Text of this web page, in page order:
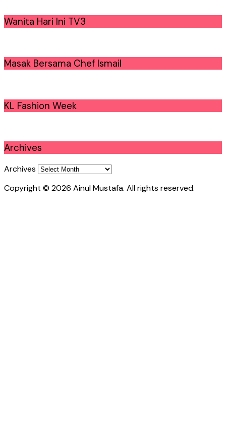
Wanita Hari Ini TV3
Masak Bersama Chef Ismail
KL Fashion Week
Archives
Archives
Copyright © 2026 Ainul Mustafa. All rights reserved.